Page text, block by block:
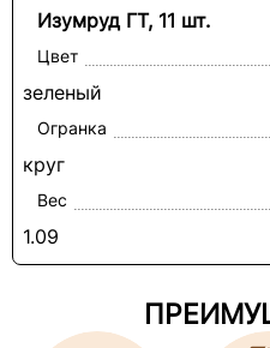
Изумруд ГТ, 11 шт.
Цвет
зеленый
Огранка
круг
Вес
1.09